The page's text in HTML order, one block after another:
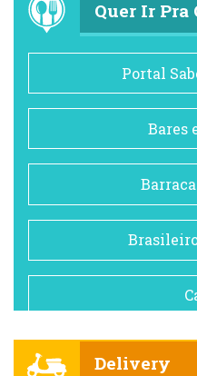
Quer Ir Pra
Portal
Bares
Delivery